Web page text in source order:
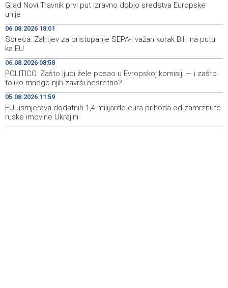
14:39
Svečano otvoren 26. Cazin Grand Prix, staza 'Krajiška
zmija' ponovo okupila ljubitelje motosporta
13:20
Mostar Jazz Fest 2026. od 23. do 25. kolovoza donosi
tri večeri vrhunske glazbe
12:21 Izraelske snage izvode nova rušenja u južnom Libanu
Mještani Kola prikupili 3.000 KM za 'Kuću nade' u
Mostaru
Grad Novi Travnik prvi put izravno dobio sredstva Europske
unije
06.08.2026 18:01
Soreca: Zahtjev za pristupanje SEPA-i važan korak BiH na putu
ka EU
06.08.2026 08:58
POLITICO: Zašto ljudi žele posao u Evropskoj komisiji — i zašto
toliko mnogo njih završi nesretno?
05.08.2026 11:59
EU usmjerava dodatnih 1,4 milijarde eura prihoda od zamrznute
ruske imovine Ukrajini